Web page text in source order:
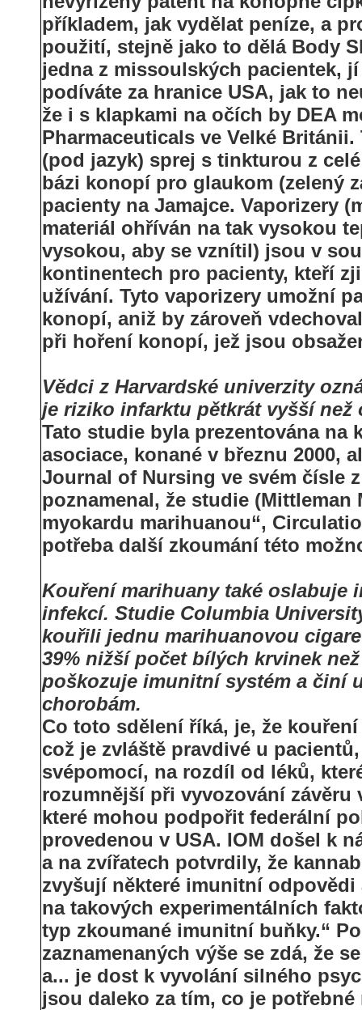
příkladem, jak vydělat peníze, a
použití, stejně jako to dělá Body
jedna z missoulských pacientek,
podíváte za hranice USA, jak to
že i s klapkami na očích by DEA
Pharmaceuticals ve Velké
(pod jazyk) sprej s tinkturou z
bázi konopí pro glaukom (zelený
pacienty na Jamajce. Vaporizery
materiál ohříván na tak vysokou
vysokou, aby se vznítil) jsou v
kontinentech pro pacienty, kteří
užívání. Tyto vaporizery umožní
konopí, aniž by zároveň
při hoření konopí, jež jsou
Vědci z Harvardské univerzity
je riziko infarktu pětkrát vyšší než
Tato studie byla prezentována na
asociace, konané v březnu 2000,
Journal of Nursing ve svém čísle
poznamenal, že studie
myokardu marihuanou“,
potřeba další zkoumání této
Kouření marihuany také oslabuje
infekcí. Studie Columbia
kouřili jednu marihuanovou
39% nižší počet bílých krvinek
poškozuje imunitní systém a činí
chorobám.
Co toto sdělení říká, je, že
což je zvláště pravdivé u
svépomocí, na rozdíl od léků,
rozumnější při vyvozování
které mohou podpořit federální
provedenou v USA. IOM došel k
a na zvířatech potvrdily, že
zvyšují některé imunitní
na takových experimentálních
typ zkoumané imunitní buňky.“
zaznamenaných výše se zdá, že
a... je dost k vyvolání silného
jsou daleko za tím, co je